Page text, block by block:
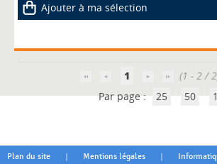
Ajouter à ma sélection
1
(1 - 2 /
Par page : 25 50
Plan du site | Mentions légales |